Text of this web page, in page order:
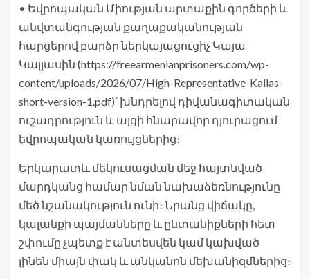
• Եվրոպական Միության արտաքին գործերի և
անվտանգության քաղաքականության
հարցերով բարձր ներկայացուցիչ Կայա
Կալլասին (https://freearmenianprisoners.com/wp-
content/uploads/2026/07/High-Representative-Kallas-
short-version-1.pdf)՝ խնդրելով դիվանագիտական
​​ուշադրություն և այցի հնարավոր դյուրացում
եվրոպական կառույցներից։
Երկարատև մեկուսացման մեջ հայտնված
մարդկանց համար նման նախաձեռնությունը
մեծ նշանակություն ունի։ Նրանց վիճակը,
կալանքի պայմանները և ընտանիքների հետ
շփումը չպետք է անտեսվեն կամ կախված
լինեն միայն փակ և անկանոն մեխանիզմներից։